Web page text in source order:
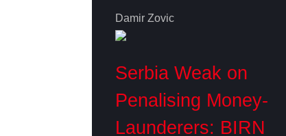
Damir Zovic
Serbia Weak on
Penalising Money-
Launderers: BIRN